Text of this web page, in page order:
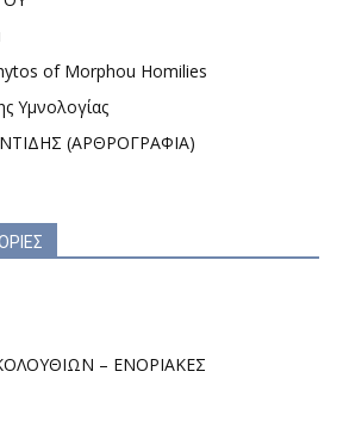
of Morphou Homilies
Υμνολογίας
(ΑΡΘΡΟΓΡΑΦΙΑ)
– ΕΝΟΡΙΑΚΕΣ